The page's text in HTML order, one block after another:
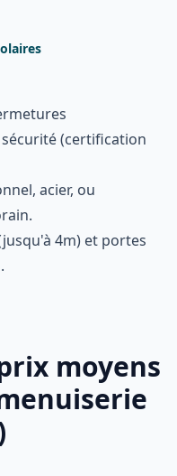
(certification
acier, ou
4m) et portes
moyens